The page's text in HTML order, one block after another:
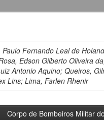
Paulo Fernando Leal de
Edson Gilberto Oliveira
Antonio Aquino; Queiros,
Lins; Lima, Farlen Rhenir
Corpo de Bombeiros Militar